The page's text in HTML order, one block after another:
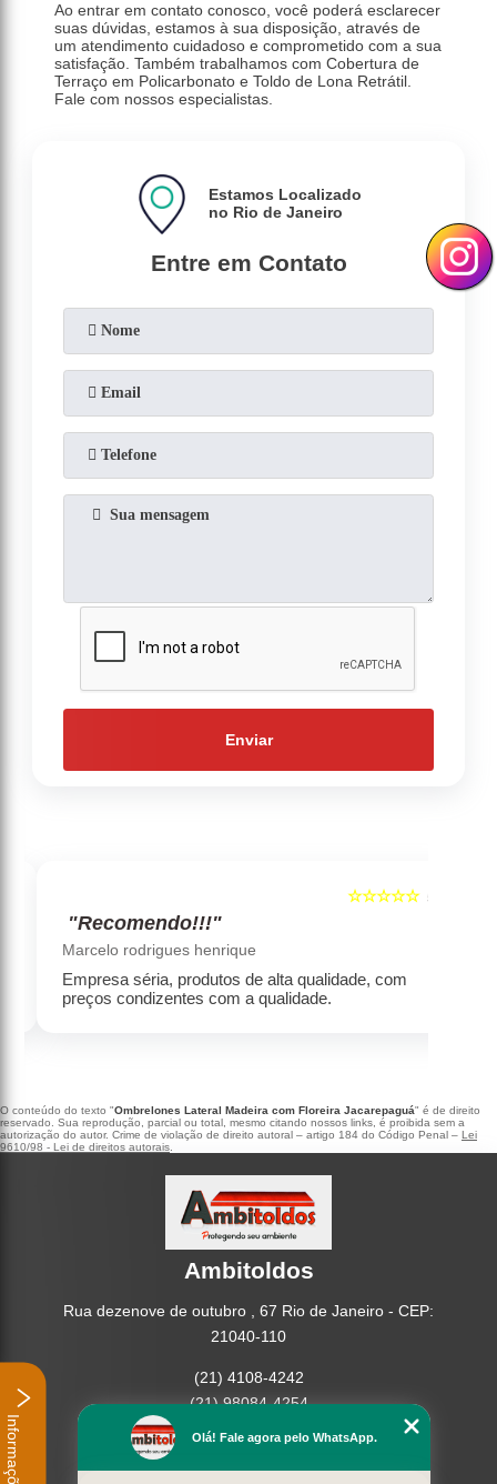
Ao entrar em contato conosco, você poderá esclarecer
suas dúvidas, estamos à sua disposição, através de
um atendimento cuidadoso e comprometido com a sua
satisfação. Também trabalhamos com Cobertura de
Terraço em Policarbonato e Toldo de Lona Retrátil.
Fale com nossos especialistas.
Entre em Contato
Estamos Localizado
no Rio de Janeiro
Enviar
5
☆☆☆☆☆
"Recomendo!!!"
Marcelo rodrigues henrique
Empresa séria, produtos de alta qualidade, com
preços condizentes com a qualidade.
O conteúdo do texto "Ombrelones Lateral Madeira com Floreira Jacarepaguá" é de direito
reservado. Sua reprodução, parcial ou total, mesmo citando nossos links, é proibida sem a
autorização do autor. Crime de violação de direito autoral – artigo 184 do Código Penal – Lei
9610/98 - Lei de direitos autorais
Ambitoldos
Rua dezenove de outubro , 67 Rio de Janeiro - CEP:
21040-110
(21) 4108-4242
(21) 98084-4254
Home
Empresa
Olá! Fale agora pelo WhatsApp.
Informações